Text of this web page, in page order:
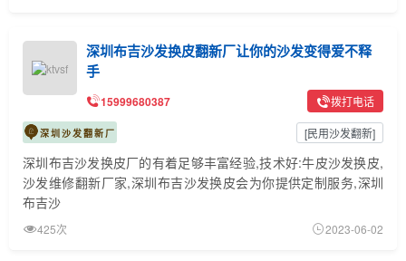
深圳布吉沙发换皮翻新厂让你的沙发变得爱不释
手
15999680387 拨打电话
深圳沙发翻新厂 [民用沙发翻新]
深圳布吉沙发换皮厂的有着足够丰富经验,技术好:牛皮沙发换皮,
沙发维修翻新厂家,深圳布吉沙发换皮会为你提供定制服务,深圳
布吉沙
425次 2023-06-02